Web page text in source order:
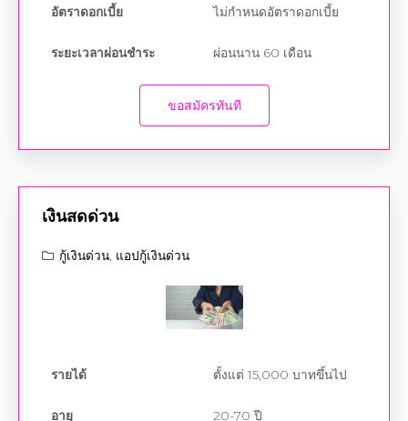
ระยะเวลาผ่อนชำระ ผ่อนนาน 60 เดือน
ขอสมัครทันที
กู้เงินด่วน,แอปกู้เงินด่วน
ตั้งแต่ 15,000 บาทขึ้นไป
อายุ 20-70 ปี
วงเงิน สูงสุด 100,000 บาท